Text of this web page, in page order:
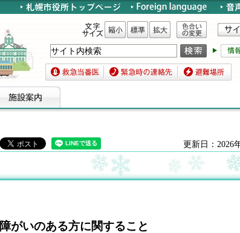
文字サイズ 縮小 標準 拡大
色合いの変更
救急当番医 緊急時の連絡先 避難場所
更新日：2026
障がいのある方に関すること